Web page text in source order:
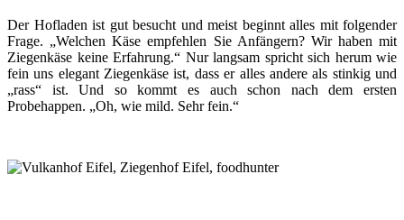
Der Hofladen ist gut besucht und meist beginnt alles mit folgender
Frage. „Welchen Käse empfehlen Sie Anfängern? Wir haben mit
Ziegenkäse keine Erfahrung.“ Nur langsam spricht sich herum wie
fein uns elegant Ziegenkäse ist, dass er alles andere als stinkig und
„rass“ ist. Und so kommt es auch schon nach dem ersten
Probehappen. „Oh, wie mild. Sehr fein.“